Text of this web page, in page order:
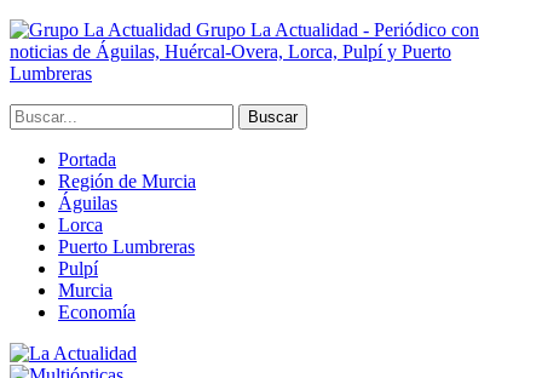
Grupo La Actualidad - Periódico con
noticias de Águilas, Huércal-Overa, Lorca, Pulpí y Puerto
Lumbreras
Portada
Región de Murcia
Águilas
Lorca
Puerto Lumbreras
Pulpí
Murcia
Economía